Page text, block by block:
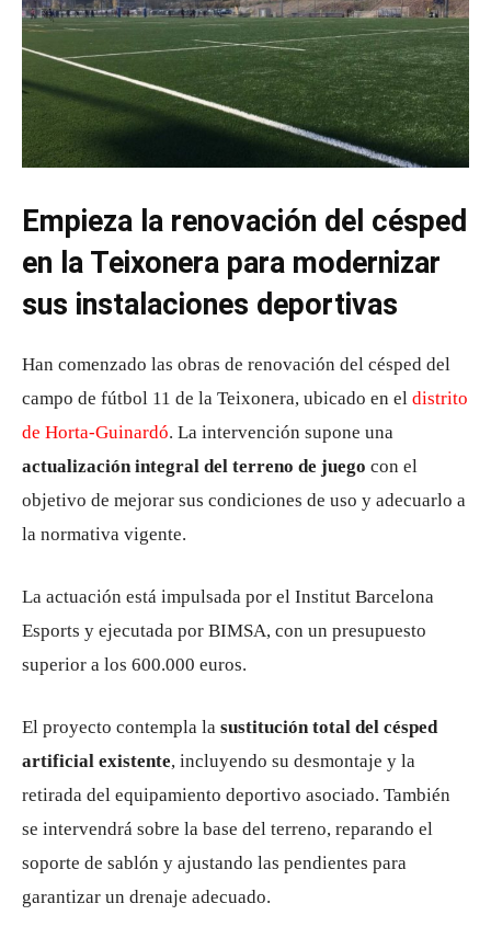
Empieza la renovación del césped
en la Teixonera para modernizar
sus instalaciones deportivas
Han comenzado las obras de renovación del césped del
campo de fútbol 11 de la Teixonera, ubicado en el distrito
de Horta-Guinardó. La intervención supone una
actualización integral del terreno de juego con el
objetivo de mejorar sus condiciones de uso y adecuarlo a
la normativa vigente.
La actuación está impulsada por el Institut Barcelona
Esports y ejecutada por BIMSA, con un presupuesto
superior a los 600.000 euros.
El proyecto contempla la sustitución total del césped
artificial existente, incluyendo su desmontaje y la
retirada del equipamiento deportivo asociado. También
se intervendrá sobre la base del terreno, reparando el
soporte de sablón y ajustando las pendientes para
garantizar un drenaje adecuado.